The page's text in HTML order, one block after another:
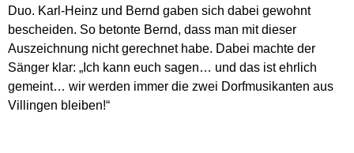
Duo. Karl-Heinz und Bernd gaben sich dabei gewohnt
bescheiden. So betonte Bernd, dass man mit dieser
Auszeichnung nicht gerechnet habe. Dabei machte der
Sänger klar: „Ich kann euch sagen… und das ist ehrlich
gemeint… wir werden immer die zwei Dorfmusikanten aus
Villingen bleiben!“